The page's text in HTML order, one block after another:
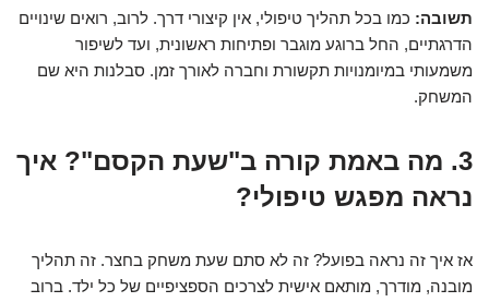
תשובה: כמו בכל תהליך טיפולי, אין קיצורי דרך. לרוב, רואים שינויים
הדרגתיים, החל ברוגע מוגבר ופתיחות ראשונית, ועד לשיפור
משמעותי במיומנויות תקשורת וחברה לאורך זמן. סבלנות היא שם
המשחק.
3. מה באמת קורה ב"שעת הקסם"? איך
נראה מפגש טיפולי?
אז איך זה נראה בפועל? זה לא סתם שעת משחק בחצר. זה תהליך
מובנה, מודרך, מותאם אישית לצרכים הספציפיים של כל ילד. ברוב